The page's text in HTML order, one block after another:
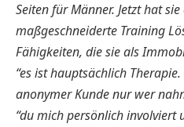
Seiten für Männer. Jetzt hat
maßgeschneiderte Training
Fähigkeiten, die sie als
“es ist hauptsächlich
anonymer Kunde nur wer
“du mich persönlich